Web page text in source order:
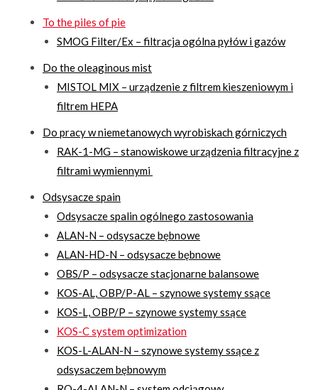
To the piles of pie
SMOG Filter/Ex – filtracja ogólna pyłów i gazów
Do the oleaginous mist
MISTOL MIX – urządzenie z filtrem kieszeniowym i
filtrem HEPA
Do pracy w niemetanowych wyrobiskach górniczych
RAK-1-MG – stanowiskowe urządzenia filtracyjne z
filtrami wymiennymi
Odsysacze spain
Odsysacze spalin ogólnego zastosowania
ALAN-N – odsysacze bębnowe
ALAN-HD-N – odsysacze bębnowe
OBS/P – odsysacze stacjonarne balansowe
KOS-AL, OBP/P-AL – szynowe systemy ssące
KOS-L, OBP/P – szynowe systemy ssące
KOS-C system optimization
KOS-L-ALAN-N – szynowe systemy ssące z
odsysaczem bębnowym